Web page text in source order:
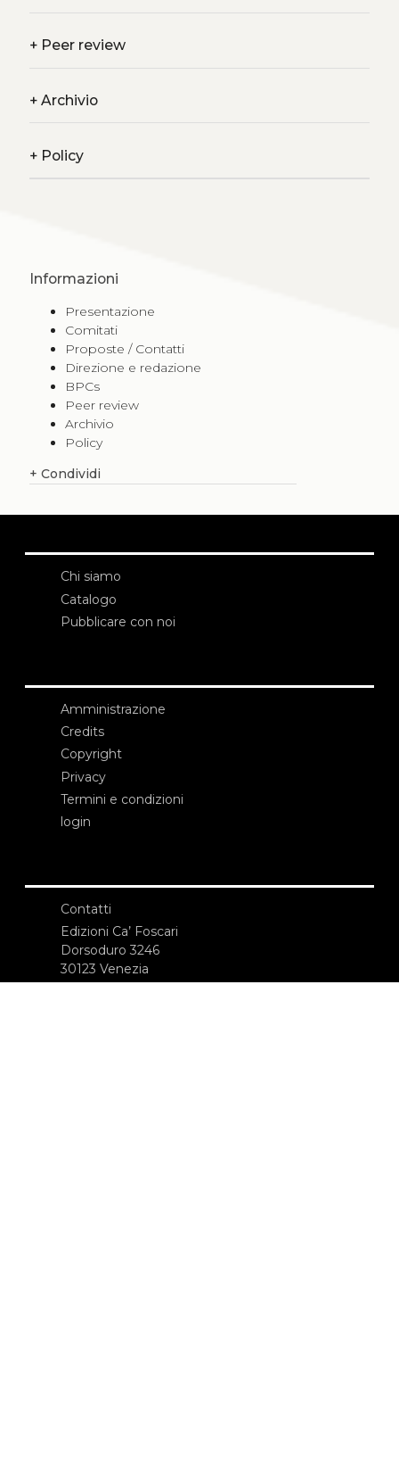
+Peer review
+Archivio
+Policy
Informazioni
Presentazione
Comitati
Proposte / Contatti
Direzione e redazione
BPCs
Peer review
Archivio
Policy
+ Condividi
Chi siamo
Catalogo
Pubblicare con noi
Amministrazione
Credits
Copyright
Privacy
Termini e condizioni
login
Contatti
Edizioni Ca’ Foscari
Dorsoduro 3246
30123 Venezia